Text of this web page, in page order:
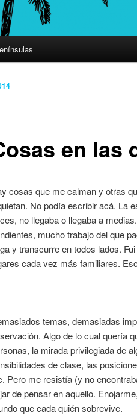
en las
cosas que me calman y otras
No podía escribir acá. La
no llegaba o llegaba a
mucho trabajo del que
y transcurre en todos lados.
cada vez más familiares.
temas, demasiadas
Algo de lo cual quería
la mirada privilegiada de
de clase, las
Pero me resistía (y no
de pensar en aquello.
que cada quién sobrevive.